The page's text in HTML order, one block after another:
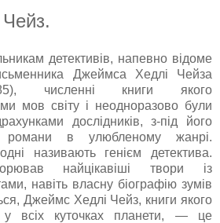
детективів, напевно відоме
Джеймса Хедлі Чейза
численні книги якого
мов світу і неодноразово були
дослідників, з-під його
в улюбленому жанрі.
називають генієм детектива.
найцікавіші твори із
навіть власну біографію зумів
Джеймс Хедлі Чейз, книги якого
у всіх куточках планети, — це